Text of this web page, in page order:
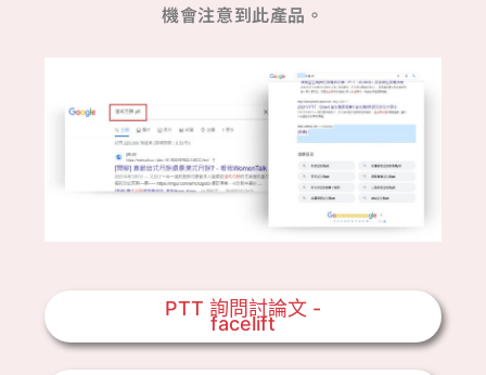
PTT 詢問討論文 -
facelift
機會注意到此產品。